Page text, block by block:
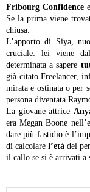
Fribourg Confidence e
Se la prima viene
chiusa.
L’apporto di Siya,
cruciale: lei viene
determinata a sapere
già citato Freelancer,
mirata e ostinata o per
persona diventata
La giovane attrice
era Megan Boone
dare più fastidio è
di calcolarel’età del
il callo se si è arrivati a